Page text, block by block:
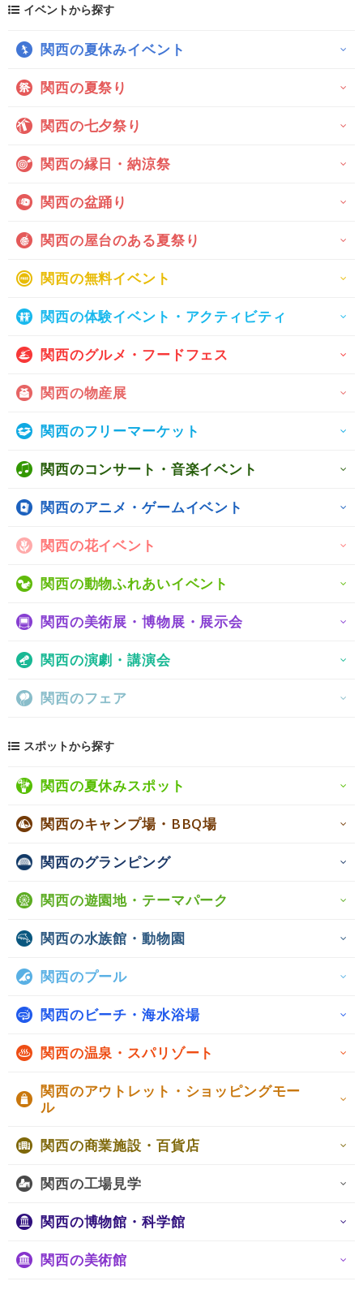
イベントから探す
関西の夏休みイベント
関西の夏祭り
関西の七夕祭り
関西の縁日・納涼祭
関西の盆踊り
関西の屋台のある夏祭り
関西の無料イベント
関西の体験イベント・アクティビティ
関西のグルメ・フードフェス
関西の物産展
関西のフリーマーケット
関西のコンサート・音楽イベント
関西のアニメ・ゲームイベント
関西の花イベント
関西の動物ふれあいイベント
関西の美術展・博物展・展示会
関西の演劇・講演会
関西のフェア
スポットから探す
関西の夏休みスポット
関西のキャンプ場・BBQ場
関西のグランピング
関西の遊園地・テーマパーク
関西の水族館・動物園
関西のプール
関西のビーチ・海水浴場
関西の温泉・スパリゾート
関西のアウトレット・ショッピングモー
ル
関西の商業施設・百貨店
関西の工場見学
関西の博物館・科学館
関西の美術館